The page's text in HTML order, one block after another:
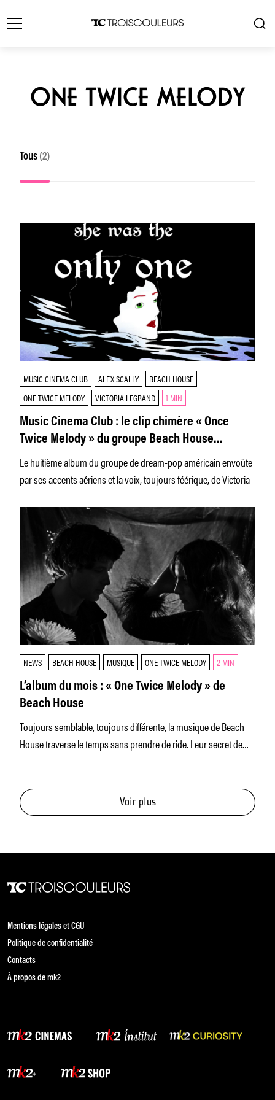
ONE TWICE MELODY
Tous (2)
MUSIC CINEMA CLUB ALEX SCALLY
BEACH HOUSE
ONE TWICE MELODY
VICTORIA LEGRAND 1 MIN
Music Cinema Club : le clip chimère « Once
Twice Melody » du groupe Beach House
subjugue
Le huitième album du groupe de dream-pop américain envoûte
par ses accents aériens et la voix, toujours féérique, de Victoria
NEWS BEACH HOUSE MUSIQUE ONE TWICE MELODY 2 MIN
L’album du mois : « One Twice Melody » de
Beach House
Toujours semblable, toujours différente, la musique de Beach
House traverse le temps sans prendre de ride. Leur secret de
Voir plus
Mentions légales et CGU
Politique de confidentialité
Contacts
À propos de mk2